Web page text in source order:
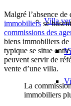
Villa
Malgré l’absence de
immobiliers se
commissions des
biens immobiliers
typique se situe
peuvent servir de
vente d’une villa.
La
immobiliers